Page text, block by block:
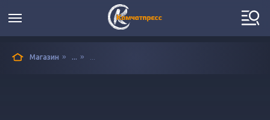
Магазин » ... »